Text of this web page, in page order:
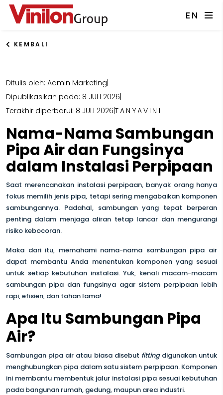
EN
KEMBALI
Ditulis oleh: Admin Marketing
Dipublikasikan pada: 8 JULI 2026
Terakhir diperbarui: 8 JULI 2026 TANYAVINI
Nama-Nama Sambungan
Pipa Air dan Fungsinya
dalam Instalasi Perpipaan
Saat merencanakan instalasi perpipaan, banyak orang hanya
fokus memilih jenis pipa, tetapi sering mengabaikan komponen
sambungannya. Padahal, sambungan yang tepat berperan
penting dalam menjaga aliran tetap lancar dan mengurangi
risiko kebocoran.
Maka dari itu, memahami nama-nama sambungan pipa air
dapat membantu Anda menentukan komponen yang sesuai
untuk setiap kebutuhan instalasi. Yuk, kenali macam-macam
sambungan pipa dan fungsinya agar sistem perpipaan lebih
rapi, efisien, dan tahan lama!
Apa Itu Sambungan Pipa
Air?
Sambungan pipa air atau biasa disebut fittingdigunakan untuk
menghubungkan pipa dalam satu sistem perpipaan. Komponen
ini membantu membentuk jalur instalasi pipa sesuai kebutuhan
pada bangunan rumah, gedung, maupun area industri.